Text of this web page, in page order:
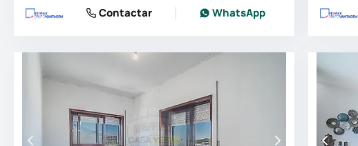
Contactar WhatsApp